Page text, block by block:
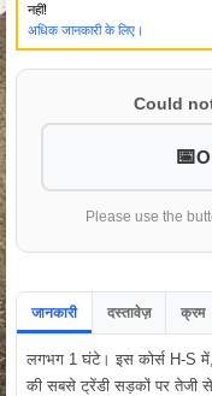
नहीं!
अधिक जानकारी के लिए।
Could
Please use the
जानकारी दस्तावेज़ क्रम
लगभग 1 घंटे। इस कोर्स H-S
की सबसे ट्रेंडी सड़कों पर तेजी से